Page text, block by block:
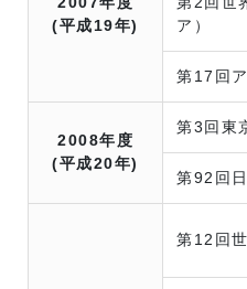
(平成19年)
ア）
第17回
2008年度
(平成20年)
第3回東
第92回
第12回